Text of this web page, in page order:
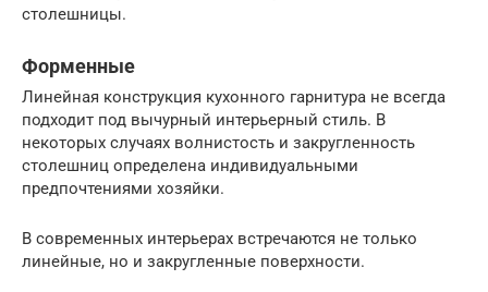
столешницы.
Форменные
Линейная конструкция кухонного гарнитура не всегда
подходит под вычурный интерьерный стиль. В
некоторых случаях волнистость и закругленность
столешниц определена индивидуальными
предпочтениями хозяйки.
В современных интерьерах встречаются не только
линейные, но и закругленные поверхности.